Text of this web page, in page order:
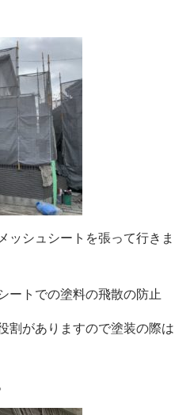
ッシュシートを張って行きま
ートでの塗料の飛散の防止
割がありますので塗装の際は